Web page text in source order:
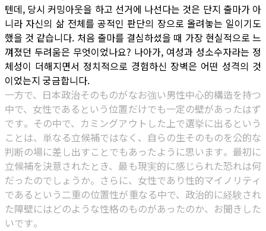
텐데, 당시 커밍아웃을 하고 선거에 나선다는 것은 단지 출마가 아
니라 자신의 삶 전체를 공적인 판단의 장으로 올려놓는 일이기도
했을 것 같습니다. 처음 출마를 결심하셨을 때 가장 현실적으로 느
껴졌던 두려움은 무엇이었나요? 나아가, 여성과 성소수자라는 정
체성이 더해지면서 정치적으로 경험하신 장벽은 어떤 성격의 것
이었는지 궁금합니다.
一方で、日本政治そのものがなお強い男性中心的構造を持つ
中で、女性であるという位置だけでも一定の壁があったはず
です。その中で、カミングアウトした上で選挙に出るという
ことは、単なる立候補ではなく、自らの生そのものを公的な
判断の場に差し出すことでもあったように思います。最初に
立候補を決意されたとき、最も現実的に感じられた恐れは何
だったのでしょうか。さらに、女性であり性的マイノリティ
であるという二重の位置性が重なる中で、政治的に経験され
た障壁にはどのような性格のものがあったのか、お聞きした
いです。